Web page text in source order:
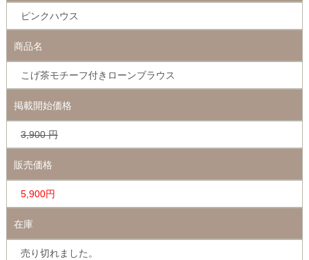
ピンクハウス
商品名
こげ茶モチーフ付きローンブラウス
掲載開始価格
3,900 円
販売価格
5,900円
在庫
売り切れました。